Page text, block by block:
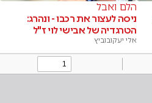
הלם ואבל
ניסה לעצור את רכבו - ונהרג:
הטרגדיה של אבישי לוי ז"ל
אלי יעקובוביץ